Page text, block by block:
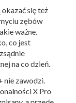
się też
zębów
ważne.
co jest
na co dzień.
nie zawodzi.
X Pro